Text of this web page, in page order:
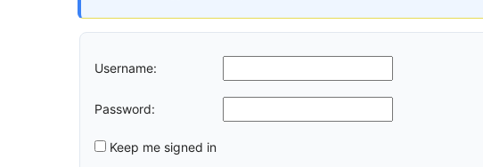
Username:
Password:
Keep me signed in